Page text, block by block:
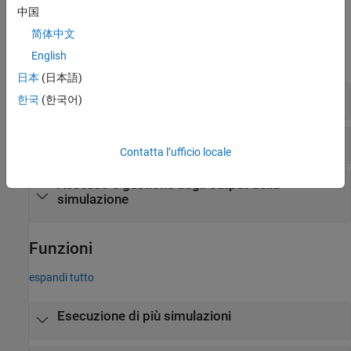
Oggetti
espandi tutto
Esecuzione di più simulazioni su larga scala
Accesso e gestione degli output della
simulazione
Funzioni
espandi tutto
Esecuzione di più simulazioni
中国
简体中文
English
日本 (日本語)
한국 (한국어)
Contatta l’ufficio locale